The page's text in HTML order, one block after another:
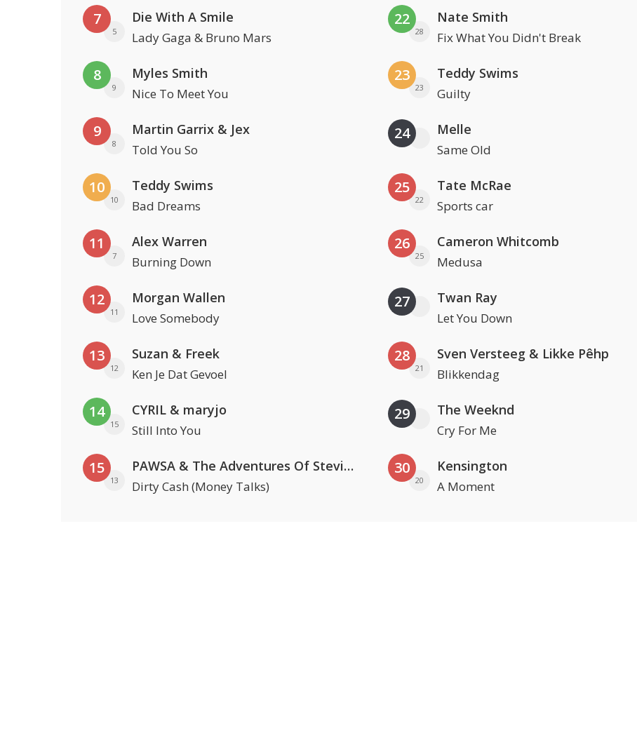
7
5
Die With A Smile
Lady Gaga & Bruno Mars
8
9
Myles Smith
Nice To Meet You
9
8
Martin Garrix & Jex
Told You So
10
10
Teddy Swims
Bad Dreams
11
7
Alex Warren
Burning Down
12
11
Morgan Wallen
Love Somebody
13
12
Suzan & Freek
Ken Je Dat Gevoel
14
15
CYRIL & maryjo
Still Into You
15
13
PAWSA & The Adventures Of Stevie V
Dirty Cash (Money Talks)
22
28
Nate Smith
Fix What You Didn't Break
23
23
Teddy Swims
Guilty
24 Melle
Same Old
25
22
Tate McRae
Sports car
26
25
Cameron Whitcomb
Medusa
27 Twan Ray
Let You Down
28
21
Sven Versteeg & Likke Pêhp
Blikkendag
29 The Weeknd
Cry For Me
30
20
Kensington
A Moment